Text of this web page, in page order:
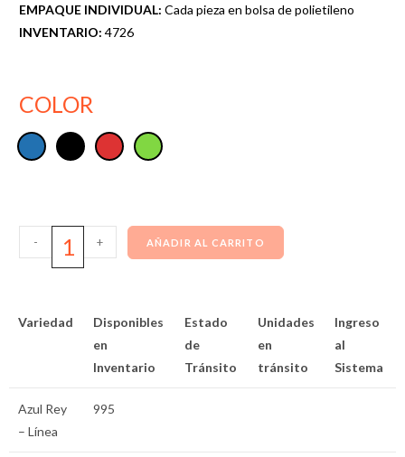
EMPAQUE INDIVIDUAL: Cada pieza en bolsa de polietileno
INVENTARIO: 4726
COLOR
- + AÑADIR AL CARRITO
Variedad
Disponibles
en
Inventario
Estado
de
Tránsito
Unidades
en
tránsito
Ingreso
al
Sistema
Azul Rey
– Línea
995